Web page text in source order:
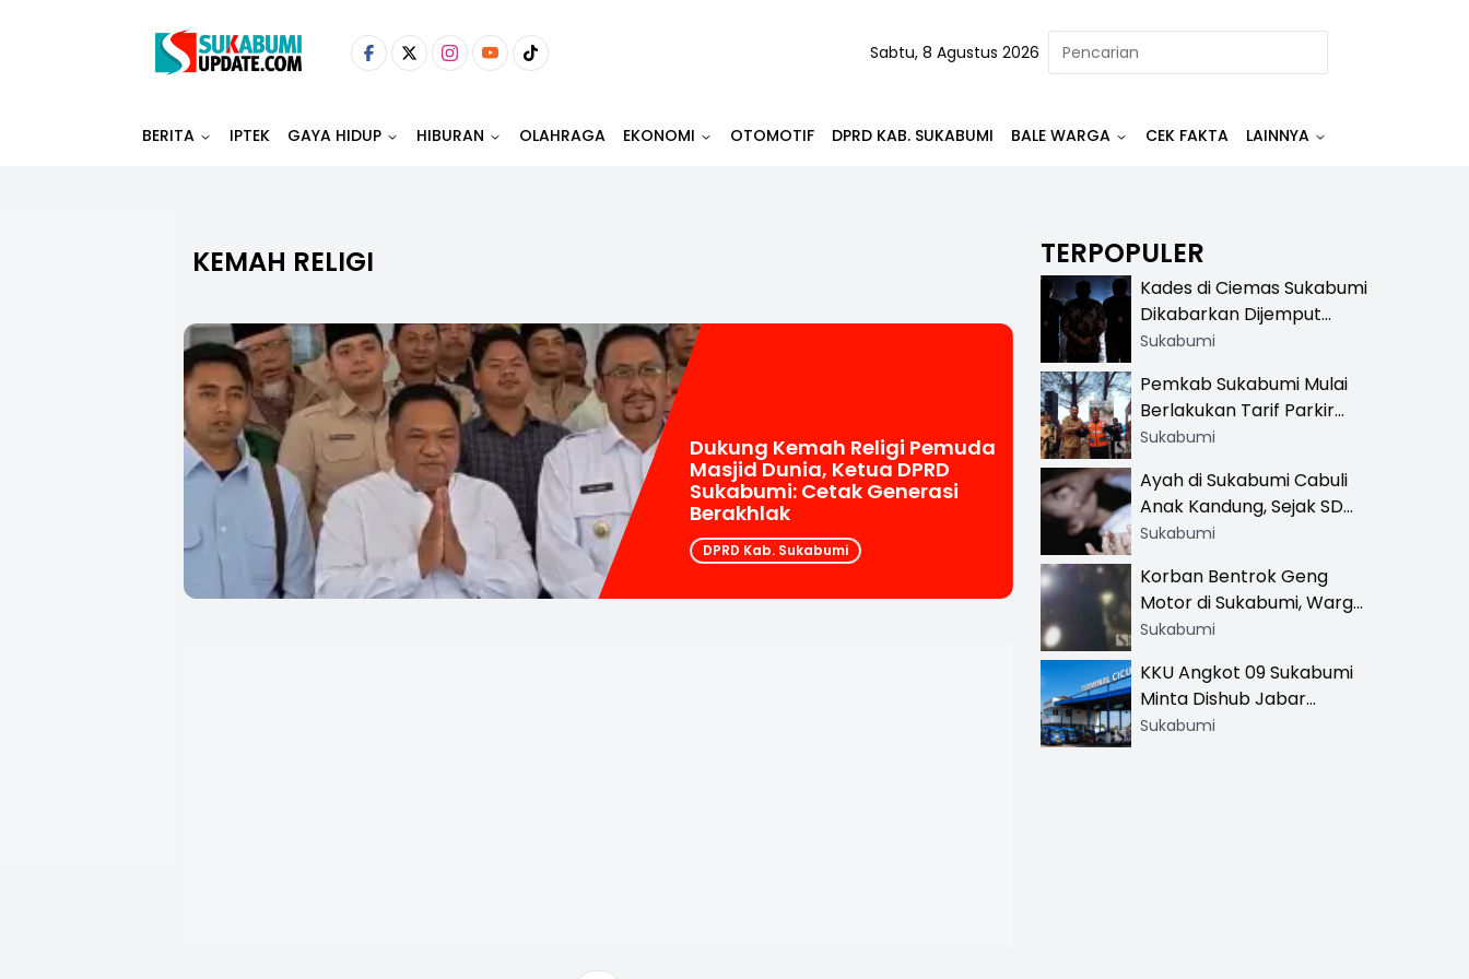
Sabtu, 8 Agustus 2026
BERITA IPTEK GAYA HIDUP HIBURAN OLAHRAGA EKONOMI OTOMOTIF DPRD KAB. SUKABUMI BALE WARGA CEK FAKTA LAINNYA
KEMAH RELIGI
Dukung Kemah Religi Pemuda
Masjid Dunia, Ketua DPRD
Sukabumi: Cetak Generasi
Berakhlak
DPRD Kab. Sukabumi
TERPOPULER
Kades di Ciemas Sukabumi
Dikabarkan Dijemput
Satnarkoba, Polisi
Sukabumi
Pemkab Sukabumi Mulai
Berlakukan Tarif Parkir
Resmi di 13 Lokasi Wisata,
Khusus
Sukabumi
Ayah di Sukabumi Cabuli
Anak Kandung, Sejak SD
Hingga SMA
Sukabumi
Korban Bentrok Geng
Motor di Sukabumi, Warga
dan Sopir Tangki
Sukabumi
KKU Angkot 09 Sukabumi
Minta Dishub Jabar
Tertibkan Trayek Ciawi-
Sukabumi